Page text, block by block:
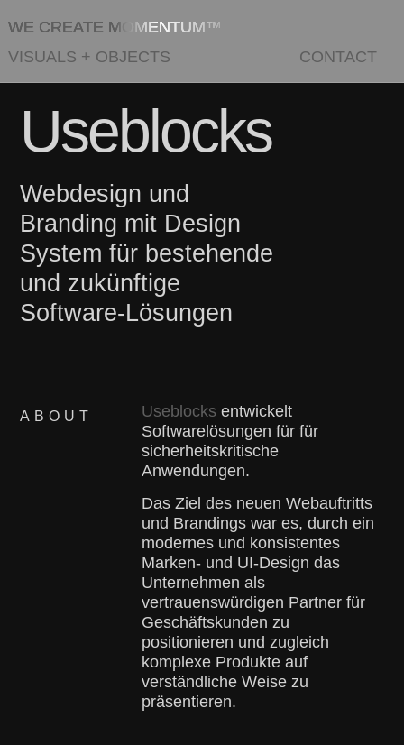
WE CREATE MOMENTUM™
VISUALS + OBJECTS CONTACT
Useblocks
Webdesign und
Branding mit Design
System für bestehende
und zukünftige
Software-Lösungen
ABOUT Useblocks entwickelt
Softwarelösungen für für
sicherheitskritische
Anwendungen.
Das Ziel des neuen Webauftritts
und Brandings war es, durch ein
modernes und konsistentes
Marken- und UI-Design das
Unternehmen als
vertrauenswürdigen Partner für
Geschäftskunden zu
positionieren und zugleich
komplexe Produkte auf
verständliche Weise zu
präsentieren.